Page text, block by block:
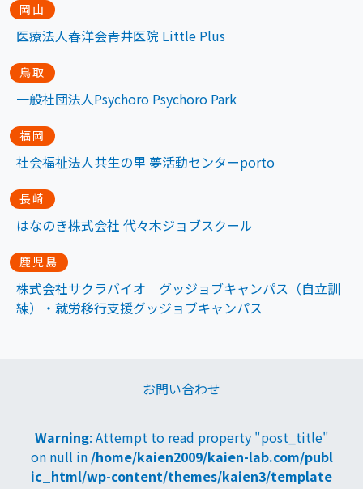
岡山
医療法人春洋会青井医院 Little Plus
鳥取
一般社団法人Psychoro Psychoro Park
福岡
社会福祉法人共生の里 夢活動センターporto
長崎
はなのき株式会社 代々木ジョブスクール
鹿児島
株式会社サクラバイオ グッジョブキャンパス（自立訓
練）・就労移行支援グッジョブキャンパス
お問い合わせ
Warning: Attempt to read property "post_title"
on null in /home/kaien2009/kaien-lab.com/publ
ic_html/wp-content/themes/kaien3/template